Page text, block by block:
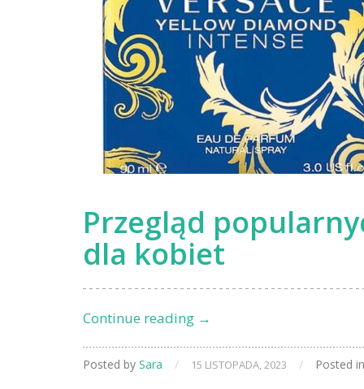
Przegląd
dla kobiet
Continue reading Przegląd
Versace
→
Posted by Sara / 15 LISTOPADA, 2023 / Posted in